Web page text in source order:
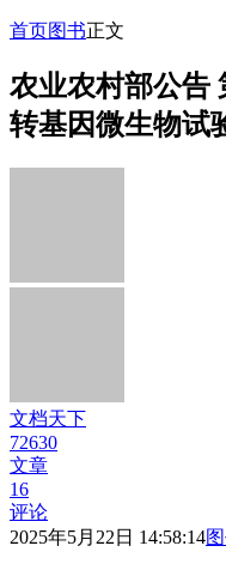
首页图书正文
农业农村部公告
转基因微生物试
文档天下
72630
文章
16
评论
2025年5月22日 14:58:14